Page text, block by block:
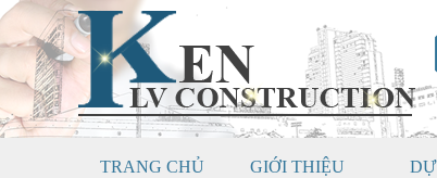
TRANG CHỦ GIỚI THIỆU